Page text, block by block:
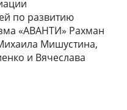
по развитию
«АВАНТИ» Рахман
Мишустина,
и Вячеслава